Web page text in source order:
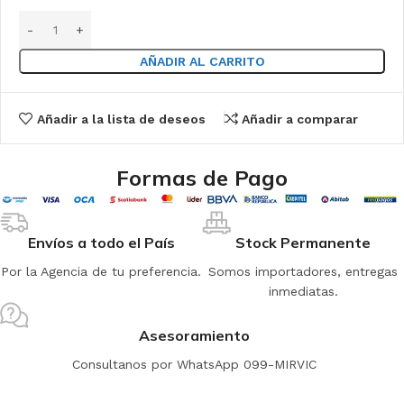
AÑADIR AL CARRITO
Añadir a la lista de deseos Añadir a comparar
Formas de Pago
Envíos a todo el País
Por la Agencia de tu preferencia.
Stock Permanente
Somos importadores, entregas
inmediatas.
Asesoramiento
Consultanos por WhatsApp 099-MIRVIC